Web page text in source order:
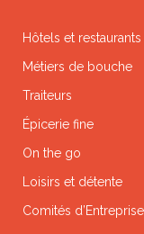
Hôtels et restaurants
Métiers de bouche
Traiteurs
Épicerie fine
On the go
Loisirs et détente
Comités d’Entreprise